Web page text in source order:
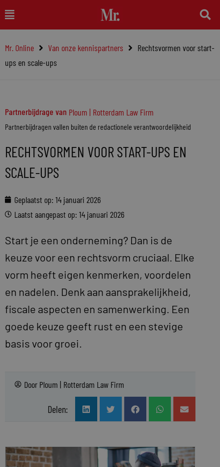
naar
inhoud
Main
Menu
Mr. Online Van onze kennispartners
Rechtsvormen voor start-
ups en scale-ups
Partnerbijdrage van Ploum | Rotterdam Law Firm
Partnerbijdragen vallen buiten de redactionele verantwoordelijkheid
RECHTSVORMEN VOOR START-UPS EN
SCALE-UPS
Geplaatst op: 14 januari 2026
Laatst aangepast op: 14 januari 2026
Start je een onderneming? Dan is de
keuze voor een rechtsvorm cruciaal. Elke
vorm heeft eigen kenmerken, voordelen
en nadelen. Denk aan aansprakelijkheid,
fiscale aspecten en samenwerking. Een
goede keuze geeft rust en een stevige
basis voor groei.
Door Ploum | Rotterdam Law Firm
Delen: